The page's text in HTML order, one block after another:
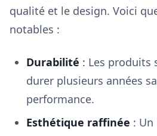
qualité et le design. Voici
notables :
Durabilité : Les produits
durer plusieurs années
performance.
Esthétique raffinée :